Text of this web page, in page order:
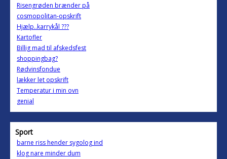
Risengrøden brænder på
cosmopolitan-opskrift
Hjælp..karrykål ???
Kartofler
Billig mad til afskedsfest
shoppingbag?
Rødvinsfondue
lækker let opskrift
Temperatur i min ovn
genial
Sport
barne riss hender sygolog ind
klog nare minder dum